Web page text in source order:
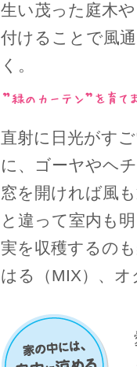
生い茂った庭木
付けることで風
く。
直射に日光がす
に、ゴーヤやヘ
窓を開ければ風
と違って室内も
実を収穫するの
はる（MIX）、